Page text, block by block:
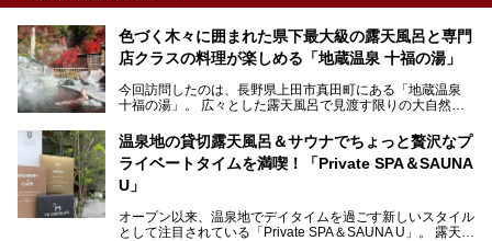
色づく木々に囲まれた県下最大級の露天風呂と専門
店クラスの料理が楽しめる「地蔵温泉 十福の湯」
今回訪問したのは、長野県上田市真田町にある「地蔵温泉
十福の湯」。 広々とした露天風呂で見渡す限りの大自然を
温泉地の貸切露天風呂＆サウナでちょっと贅沢なプ
ライベートタイムを満喫！「Private SPA＆SAUNA
U」
オープン以来、温泉地でデイタイムを過ごす新しいスタイル
として注目されている「Private SPA＆SAUNA U」。 露天風